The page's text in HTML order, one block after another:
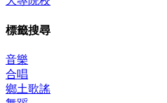
標籤搜尋
音樂
合唱
鄉土歌謠